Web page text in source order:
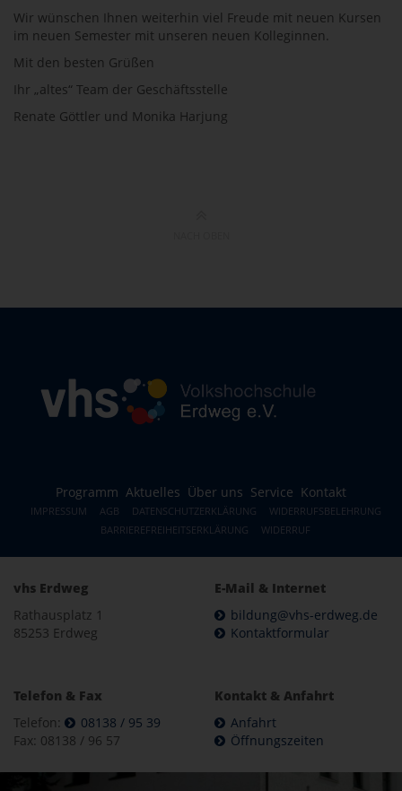
Wir wünschen Ihnen weiterhin viel Freude mit neuen Kursen
im neuen Semester mit unseren neuen Kolleginnen.
Mit den besten Grüßen
Ihr „altes“ Team der Geschäftsstelle
Renate Göttler und Monika Harjung
Programm Aktuelles Über uns Service Kontakt
IMPRESSUM AGB DATENSCHUTZERKLÄRUNG
WIDERRUFSBELEHRUNG
BARRIEREFREIHEITSERKLÄRUNG
WIDERRUF
vhs Erdweg
Rathausplatz 1
85253 Erdweg
E-Mail & Internet
bildung@vhs-erdweg.de
Kontaktformular
Telefon & Fax
Telefon:
08138 / 95 39
Fax: 08138 / 96 57
Kontakt & Anfahrt
Anfahrt
Öffnungszeiten